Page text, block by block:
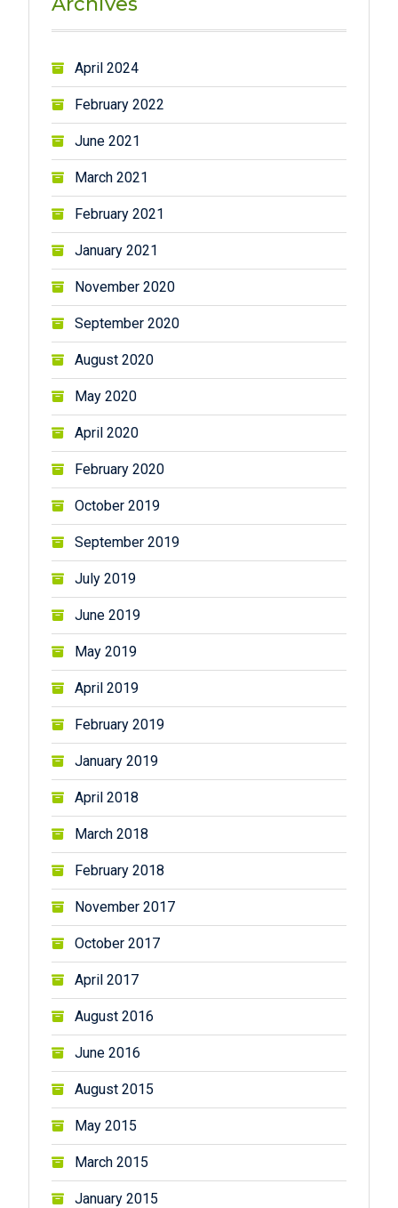
April 2024
February 2022
June 2021
March 2021
February 2021
January 2021
November 2020
September 2020
August 2020
May 2020
April 2020
February 2020
October 2019
September 2019
July 2019
June 2019
May 2019
April 2019
February 2019
January 2019
April 2018
March 2018
February 2018
November 2017
October 2017
April 2017
August 2016
June 2016
August 2015
May 2015
March 2015
January 2015